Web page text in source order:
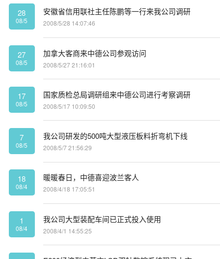
28
08/5
安徽省信用联社主任陈鹏等一行来我公司调研
2008/5/28 14:07:46
27
08/5
加拿大客商来中德公司参观访问
2008/5/27 21:16:01
17
08/5
国家质检总局调研组来中德公司进行考察调研
2008/5/17 10:09:50
7
08/5
我公司研发的500吨大型液压板料折弯机下线
2008/5/7 21:56:29
18
08/4
暖暖春日，中德喜迎波兰客人
2008/4/18 17:05:51
1
08/4
我公司大型装配车间已正式投入使用
2008/4/1 14:55:25